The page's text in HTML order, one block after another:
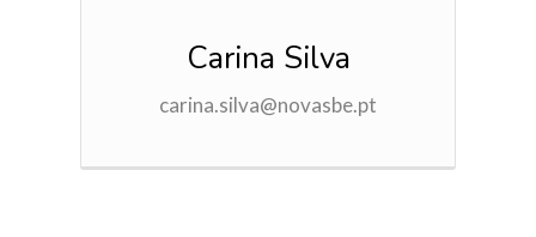
Carina Silva
carina.silva@novasbe.pt